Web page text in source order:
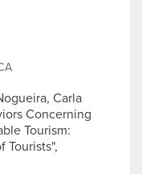
Carla
Concerning
Tourism:
Tourists",